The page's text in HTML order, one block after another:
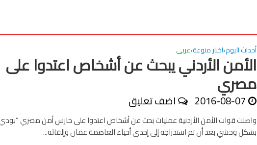
أحداث اليوم•اخبار منوعة•عربى
الأمن الأردني يبحث عن أشخاص اعتدوا على
مصري
2016-08-07 اضف تعليق
واصلت قوات الأمن الأردنية عمليات بحث عن أشخاص اعتدوا على حارس أمن مصري
بشكل وحشي بعد أن تم استدراجه إلى إحدى أحياء العاصمة عمان وإلقائه...